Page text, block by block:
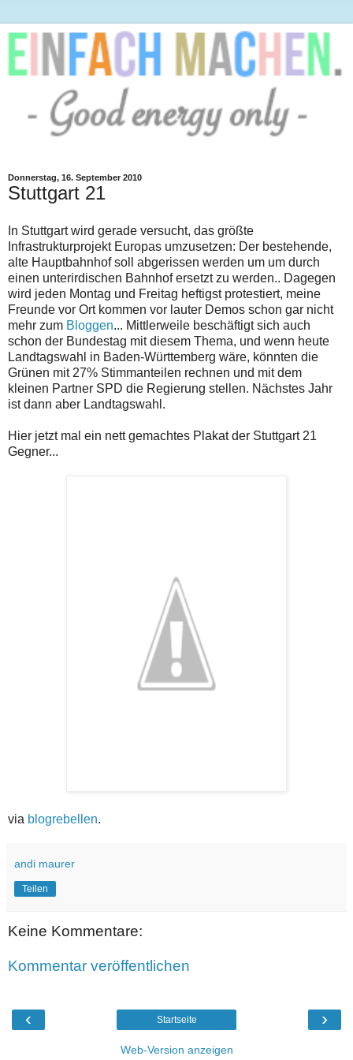
Donnerstag, 16. September 2010
Stuttgart 21
In Stuttgart wird gerade versucht, das größte
Infrastrukturprojekt Europas umzusetzen: Der bestehende,
alte Hauptbahnhof soll abgerissen werden um um durch
einen unterirdischen Bahnhof ersetzt zu werden.. Dagegen
wird jeden Montag und Freitag heftigst protestiert, meine
Freunde vor Ort kommen vor lauter Demos schon gar nicht
mehr zum Bloggen... Mittlerweile beschäftigt sich auch
schon der Bundestag mit diesem Thema, und wenn heute
Landtagswahl in Baden-Württemberg wäre, könnten die
Grünen mit 27% Stimmanteilen rechnen und mit dem
kleinen Partner SPD die Regierung stellen. Nächstes Jahr
ist dann aber Landtagswahl.
Hier jetzt mal ein nett gemachtes Plakat der Stuttgart 21
Gegner...
via blogrebellen.
andi maurer
Teilen
Keine Kommentare:
Kommentar veröffentlichen
‹ ›
Startseite
Web-Version anzeigen